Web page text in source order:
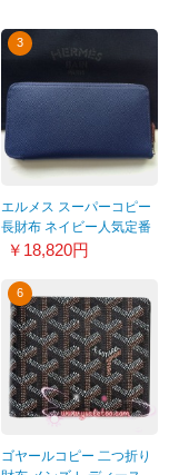
3
エルメス スーパーコピー
長財布 ネイビー人気定番
色ブルーサファイア
￥18,820円
6
ゴヤールコピー 二つ折り